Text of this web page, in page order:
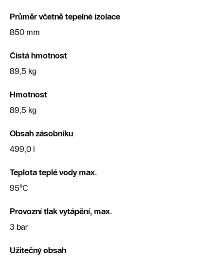
Průměr včetně tepelné izolace
850 mm
Čistá hmotnost
89,5 kg
Hmotnost
89,5 kg
Obsah zásobníku
499,0 l
Teplota teplé vody max.
95°C
Provozní tlak vytápění, max.
3 bar
Užitečný obsah